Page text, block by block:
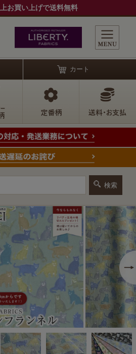
お買い上げで送料無料
カート